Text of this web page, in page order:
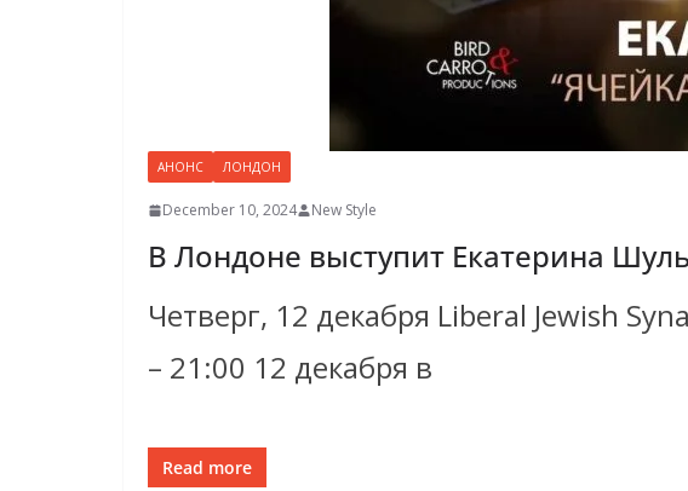
АНОНС ЛОНДОН
December 10, 2024 New Style
В Лондоне выступит Екатерина
Четверг, 12 декабря Liberal Jewish
– 21:00 12 декабря в
Read more